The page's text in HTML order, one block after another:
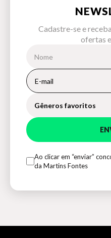
Cadastre-se e
ofertas
Gêneros favoritos
Ao clicar em “enviar”
da Martins Fontes